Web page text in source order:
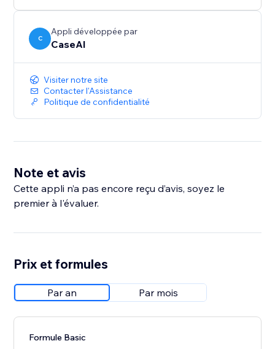
C
Appli développée par
CaseAI
Visiter notre site
Contacter l'Assistance
Politique de confidentialité
Note et avis
Cette appli n’a pas encore reçu d’avis, soyez le
premier à l'évaluer.
Prix et formules
Par an Par mois
Formule Basic